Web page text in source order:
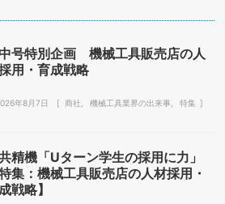
号特別企画 機械工具販売店の人
用・育成戦略
年8月7日 商社 機械工具業界の出来事 特集
精機「Uターン学生の採用に力」
特集：機械工具販売店の人材採用・
戦略】